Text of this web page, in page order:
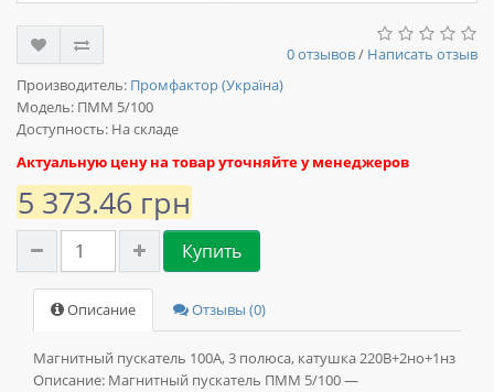
0 отзывов/ Написать отзыв
Производитель: Промфактор (Україна)
Модель: ПММ 5/100
Доступность: На складе
Актуальную цену на товар уточняйте у менеджеров
5 373.46 грн
Купить
Описание Отзывы (0)
Магнитный пускатель 100А, 3 полюса, катушка 220В+2но+1нз
Описание: Магнитный пускатель ПММ 5/100 —